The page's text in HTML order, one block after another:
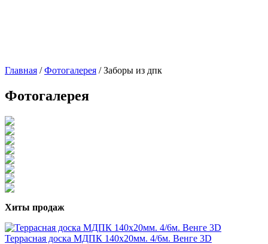
Главная /Фотогалерея / Заборы из дпк
Фотогалерея
Хиты продаж
Террасная доска МДПК 140x20мм. 4/6м. Венге 3D